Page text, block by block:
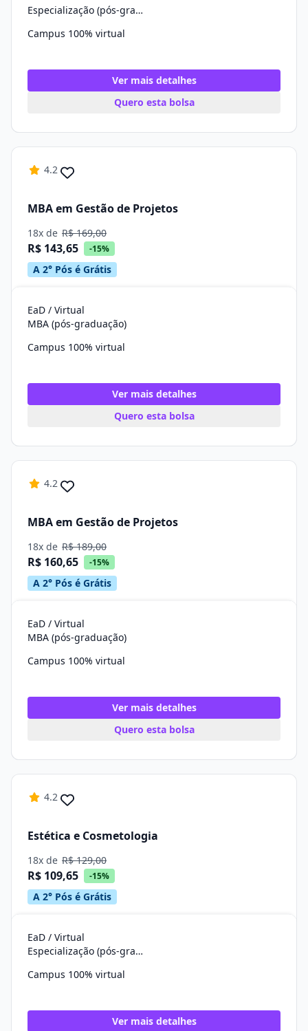
Especialização (pós-graduação)
Campus 100% virtual
Ver mais detalhes
Quero esta bolsa
4.2
MBA em Gestão de Projetos
18x de R$ 169,00
R$ 143,65 -15%
A 2° Pós é Grátis
EaD / Virtual
MBA (pós-graduação)
Campus 100% virtual
Ver mais detalhes
Quero esta bolsa
4.2
MBA em Gestão de Projetos
18x de R$ 189,00
R$ 160,65 -15%
A 2° Pós é Grátis
EaD / Virtual
MBA (pós-graduação)
Campus 100% virtual
Ver mais detalhes
Quero esta bolsa
4.2
Estética e Cosmetologia
18x de R$ 129,00
R$ 109,65 -15%
A 2° Pós é Grátis
EaD / Virtual
Especialização (pós-graduação)
Campus 100% virtual
Ver mais detalhes